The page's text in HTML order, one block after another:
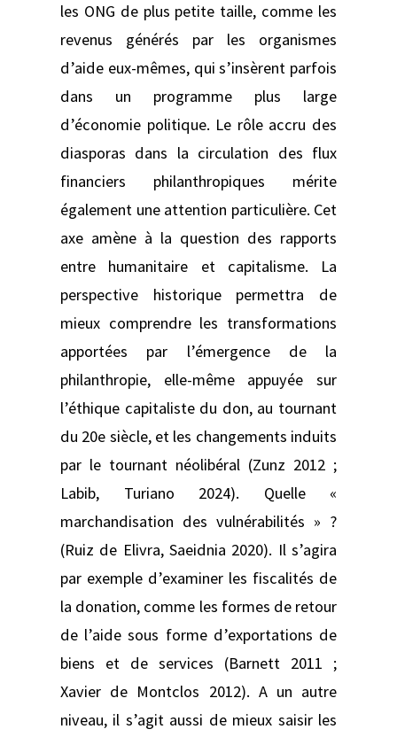
les ONG de plus petite taille, comme les
revenus générés par les organismes
d’aide eux-mêmes, qui s’insèrent parfois
dans un programme plus large
d’économie politique. Le rôle accru des
diasporas dans la circulation des flux
financiers philanthropiques mérite
également une attention particulière. Cet
axe amène à la question des rapports
entre humanitaire et capitalisme. La
perspective historique permettra de
mieux comprendre les transformations
apportées par l’émergence de la
philanthropie, elle-même appuyée sur
l’éthique capitaliste du don, au tournant
du 20e siècle, et les changements induits
par le tournant néolibéral (Zunz 2012 ;
Labib, Turiano 2024). Quelle «
marchandisation des vulnérabilités » ?
(Ruiz de Elivra, Saeidnia 2020). Il s’agira
par exemple d’examiner les fiscalités de
la donation, comme les formes de retour
de l’aide sous forme d’exportations de
biens et de services (Barnett 2011 ;
Xavier de Montclos 2012). A un autre
niveau, il s’agit aussi de mieux saisir les